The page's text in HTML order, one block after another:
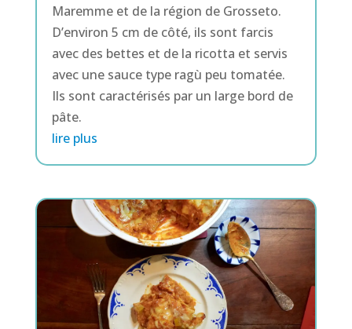
Maremme et de la région de Grosseto.
D’environ 5 cm de côté, ils sont farcis
avec des bettes et de la ricotta et servis
avec une sauce type ragù peu tomatée.
Ils sont caractérisés par un large bord de
pâte.
lire plus